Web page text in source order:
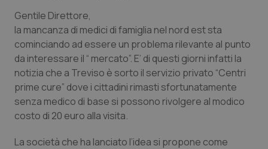
Scienza e Farmaci
Studi e Analisi
Lettere al direttore
Edizioni Regionali
QS Pro
Gentile Direttore,
la mancanza di medici di famiglia nel nord est sta
cominciando ad essere un problema rilevante al punto
da interessare il “ mercato”. E’ di questi giorni infatti la
notizia che a Treviso è sorto il servizio privato “Centri
prime cure” dove i cittadini rimasti sfortunatamente
senza medico di base si possono rivolgere al modico
costo di 20 euro alla visita.
La società che ha lanciato l’idea si propone come